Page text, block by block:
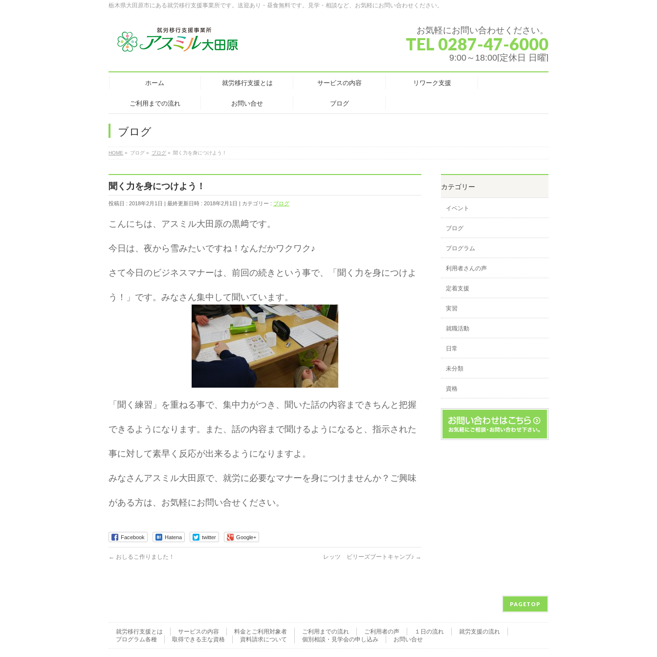
栃木県大田原市にある就労移行支援事業所です。送迎あり・昼食無料です。見学・相談など、お気軽にお問い合わせください。
お気軽にお問い合わせください。
TEL 0287-47-6000
9:00～18:00[定休日 日曜]
ホーム 就労移行支援とは サービスの内容 リワーク支援
ご利用までの流れ お問い合せ ブログ
ブログ
HOME » ブログ » ブログ » 聞く力を身につけよう！
聞く力を身につけよう！
投稿日 : 2018年2月1日 最終更新日時 : 2018年2月1日 カテゴリー : ブログ
こんにちは、アスミル大田原の黒﨑です。
今日は、夜から雪みたいですね！なんだかワクワク♪
さて今日のビジネスマナーは、前回の続きという事で、「聞く力を身につけよ
う！」です。みなさん集中して聞いています。
「聞く練習」を重ねる事で、集中力がつき、聞いた話の内容まできちんと把握
できるようになります。また、話の内容まで聞けるようになると、指示された
事に対して素早く反応が出来るようになりますよ。
みなさんアスミル大田原で、就労に必要なマナーを身につけませんか？ご興味
がある方は、お気軽にお問い合せください。
Facebook Hatena twitter Google+
← おしるこ作りました！ レッツ ビリーズブートキャンプ♪ →
カテゴリー
イベント
ブログ
プログラム
利用者さんの声
定着支援
実習
就職活動
日常
未分類
資格
PAGETOP
就労移行支援とは サービスの内容 料金とご利用対象者 ご利用までの流れ ご利用者の声 １日の流れ
就労支援の流れ
プログラム各種
取得できる主な資格 資料請求について 個別相談・見学会の申し込み お問い合せ